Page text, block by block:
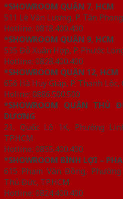
*SHOWROOM QUẬN 7, HCM
511 Lê Văn Lương, P. Tân
Hotline: 0818.400.400
*SHOWROOM QUẬN 9, HCM
535 Đỗ Xuân Hợp, P. Phước
Hotline: 0828.400.400
*SHOWROOM QUẬN 12, HCM
656 Hà Huy Giáp, P. Thạnh Lộc,
Holine: 0886.500.500
*SHOWROOM QUẬN THỦ
DƯƠNG
21, Quốc Lộ 1K, Phường
TP.HCM
Hotline: 0855.400.400
*SHOWROOM BÌNH LỢI –
615 Phạm Văn Đồng,
Thủ Đức, TP.HCM
Hotline: 0824.400.400